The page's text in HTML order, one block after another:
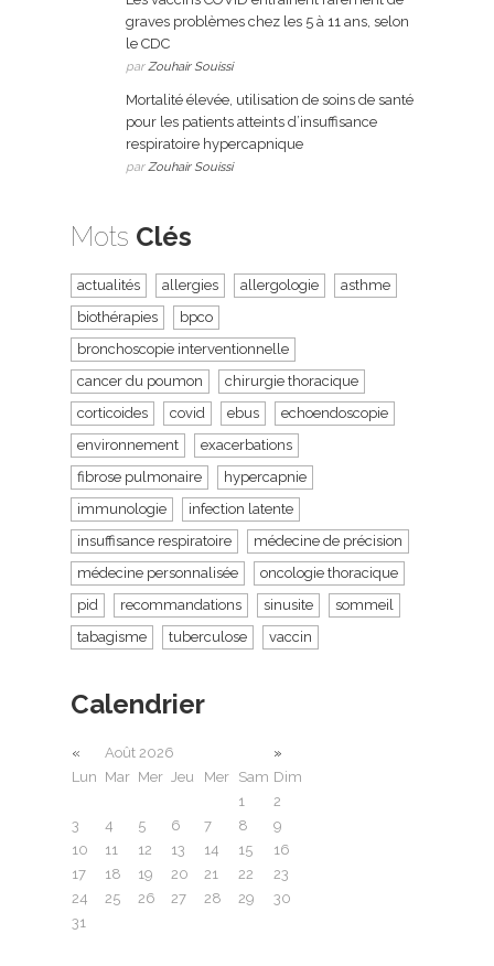
graves problèmes chez les 5 à 11 ans, selon
le CDC
parZouhair Souissi
Mortalité élevée, utilisation de soins de santé
pour les patients atteints d’insuffisance
respiratoire hypercapnique
parZouhair Souissi
Mots Clés
actualités allergies allergologie
asthme
biothérapies
bpco
bronchoscopie interventionnelle
cancer du poumon
chirurgie thoracique
corticoides
covid ebus
echoendoscopie
environnement
exacerbations
fibrose pulmonaire
hypercapnie
immunologie
infection latente
insuffisance respiratoire
médecine de précision
médecine personnalisée
oncologie thoracique
pid
recommandations sinusite
sommeil
tabagisme
tuberculose vaccin
Calendrier
« Août 2026
»
Lun Mar Mer Jeu Mer Sam Dim
1
2
3
4 5 6 7 8
9
10
11 12 13 14 15
16
17
18 19 20 21 22
23
24
25 26 27 28 29
30
31